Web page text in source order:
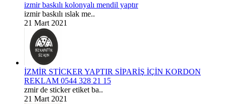
izmir baskılı kolonyalı mendil yaptır
izmir baskılı ıslak me..
21 Mart 2021
İZMİR STİCKER YAPTIR SİPARİŞ İÇİN KORDON
REKLAM 0544 328 21 15
zmir de sticker etiket ba..
21 Mart 2021